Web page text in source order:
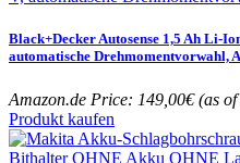
Black+Decker Autosense 1,5 Ah Li-
automatische Drehmomentvorwahl,
Amazon.de Price: 149,00€(as of
Produkt kaufen